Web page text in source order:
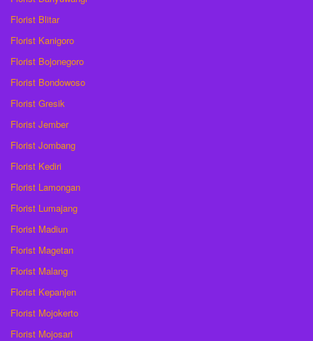
Florist Blitar
Florist Kanigoro
Florist Bojonegoro
Florist Bondowoso
Florist Gresik
Florist Jember
Florist Jombang
Florist Kediri
Florist Lamongan
Florist Lumajang
Florist Madiun
Florist Magetan
Florist Malang
Florist Kepanjen
Florist Mojokerto
Florist Mojosari